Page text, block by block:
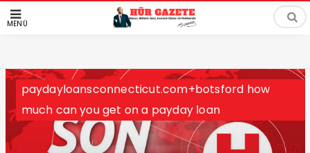
MENÜ
paydayloansconnecticut.com+botsford how
much can you get on a payday loan